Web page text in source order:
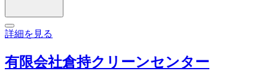
詳細を見る
有限会社倉持クリーンセンター